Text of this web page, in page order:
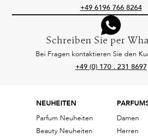
+49 6196 766 8264
Schreiben Sie per
Bei Fragen kontaktieren Sie den
+49 (0) 170 . 231 8697
NEUHEITEN
Parfum Neuheiten
Beauty Neuheiten
Damen
Herren